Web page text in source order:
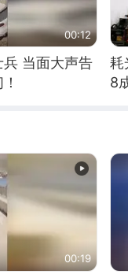
00:12
当面大声告
耗
8
00:19